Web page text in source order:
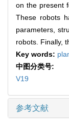
on the present
These robots
parameters,
robots. Finally,
Key words:
中图分类号:
V19
参考文献